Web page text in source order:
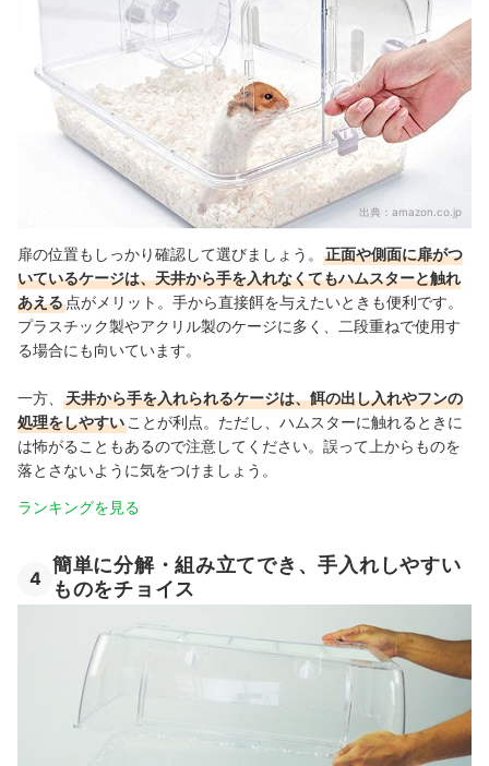
出典： amazon.co.jp
扉の位置もしっかり確認して選びましょう。
正面や側面に扉がつ
いているケージは、天井から手を入れなくてもハムスターと触れ
あえる点がメリット。手から直接餌を与えたいときも便利です。
プラスチック製やアクリル製のケージに多く、二段重ねで使用す
る場合にも向いています。
一方、
天井から手を入れられるケージは、餌の出し入れやフンの
処理をしやすいことが利点。ただし、ハムスターに触れるときに
は怖がることもあるので注意してください。誤って上からものを
落とさないように気をつけましょう。
ランキングを見る
4
簡単に分解・組み立てでき、手入れしやすい
ものをチョイス